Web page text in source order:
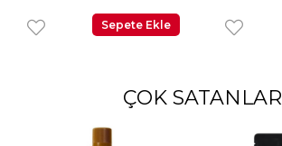
Sepete Ekle
ÇOK SATANLAR